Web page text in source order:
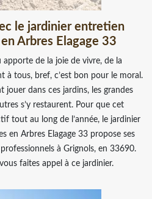
le jardinier entretien
Arbres Elagage 33
de la joie de vivre, de la
à tous, bref, c’est bon pour le moral.
jouer dans ces jardins, les grandes
s’y restaurent. Pour que cet
tout au long de l’année, le jardinier
en Arbres Elagage 33 propose ses
à Grignols, en 33690.
faites appel à ce jardinier.